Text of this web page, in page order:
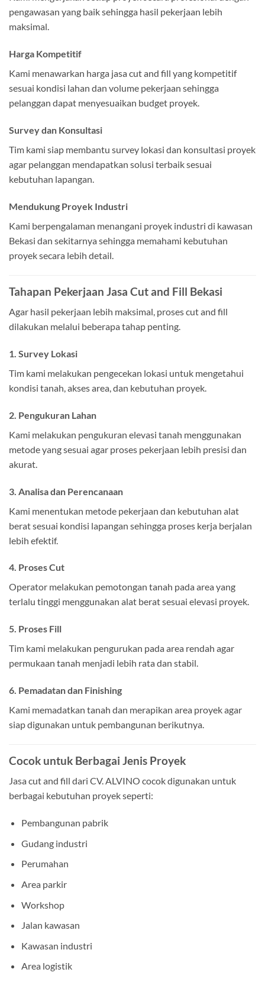
pengawasan yang baik sehingga hasil pekerjaan lebih
maksimal.
Harga Kompetitif
Kami menawarkan harga jasa cut and fill yang kompetitif
sesuai kondisi lahan dan volume pekerjaan sehingga
pelanggan dapat menyesuaikan budget proyek.
Survey dan Konsultasi
Tim kami siap membantu survey lokasi dan konsultasi proyek
agar pelanggan mendapatkan solusi terbaik sesuai
kebutuhan lapangan.
Mendukung Proyek Industri
Kami berpengalaman menangani proyek industri di kawasan
Bekasi dan sekitarnya sehingga memahami kebutuhan
proyek secara lebih detail.
Tahapan Pekerjaan Jasa Cut and Fill Bekasi
Agar hasil pekerjaan lebih maksimal, proses cut and fill
dilakukan melalui beberapa tahap penting.
1. Survey Lokasi
Tim kami melakukan pengecekan lokasi untuk mengetahui
kondisi tanah, akses area, dan kebutuhan proyek.
2. Pengukuran Lahan
Kami melakukan pengukuran elevasi tanah menggunakan
metode yang sesuai agar proses pekerjaan lebih presisi dan
akurat.
3. Analisa dan Perencanaan
Kami menentukan metode pekerjaan dan kebutuhan alat
berat sesuai kondisi lapangan sehingga proses kerja berjalan
lebih efektif.
4. Proses Cut
Operator melakukan pemotongan tanah pada area yang
terlalu tinggi menggunakan alat berat sesuai elevasi proyek.
5. Proses Fill
Tim kami melakukan pengurukan pada area rendah agar
permukaan tanah menjadi lebih rata dan stabil.
6. Pemadatan dan Finishing
Kami memadatkan tanah dan merapikan area proyek agar
siap digunakan untuk pembangunan berikutnya.
Cocok untuk Berbagai Jenis Proyek
Jasa cut and fill dari CV. ALVINO cocok digunakan untuk
berbagai kebutuhan proyek seperti:
Pembangunan pabrik
Gudang industri
Perumahan
Area parkir
Workshop
Jalan kawasan
Kawasan industri
Area logistik